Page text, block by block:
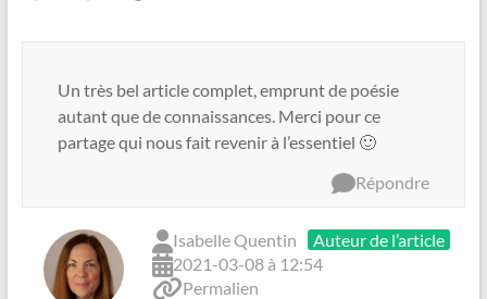
Un très bel article complet, emprunt de poésie
autant que de connaissances. Merci pour ce
partage qui nous fait revenir à l’essentiel 🙂
Répondre
Isabelle Quentin
Auteur de l’article
2021-03-08 à 12:54
Permalien